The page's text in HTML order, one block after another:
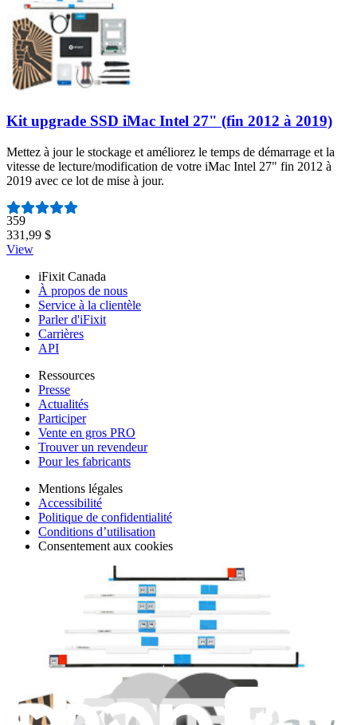
Kit upgrade SSD iMac Intel 27" (fin 2012 à 2019)
Mettez à jour le stockage et améliorez le temps de démarrage et la
vitesse de lecture/modification de votre iMac Intel 27" fin 2012 à
2019 avec ce lot de mise à jour.
Nombre d'avis :
359
331,99 $
View
iFixit Canada
À propos de nous
Service à la clientèle
Parler d'iFixit
Carrières
API
Ressources
Presse
Actualités
Participer
Vente en gros PRO
Trouver un revendeur
Pour les fabricants
Mentions légales
Accessibilité
Politique de confidentialité
Conditions d’utilisation
Consentement aux cookies
Télécharger l'application